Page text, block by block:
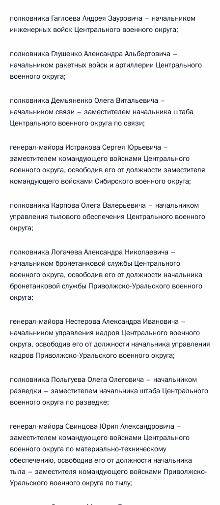
полковника Гаглоева Андрея Зауровича – начальником
инженерных войск Центрального военного округа;
полковника Глущенко Александра Альбертовича –
начальником ракетных войск и артиллерии Центрального
военного округа;
полковника Демьяненко Олега Витальевича –
начальником связи – заместителем начальника штаба
Центрального военного округа по связи;
генерал-майора Истракова Сергея Юрьевича –
заместителем командующего войсками Центрального
военного округа, освободив его от должности заместителя
командующего войсками Сибирского военного округа;
полковника Карпова Олега Валерьевича – начальником
управления тылового обеспечения Центрального военного
округа;
полковника Логачева Александра Николаевича –
начальником бронетанковой службы Центрального
военного округа, освободив его от должности начальника
бронетанковой службы Приволжско-Уральского военного
округа;
генерал-майора Нестерова Александра Ивановича –
начальником управления кадров Центрального военного
округа, освободив его от должности начальника управления
кадров Приволжско-Уральского военного округа;
полковника Польгуева Олега Олеговича – начальником
разведки – заместителем начальника штаба Центрального
военного округа по разведке;
генерал-майора Свинцова Юрия Александровича –
заместителем командующего войсками Центрального
военного округа по материально-техническому
обеспечению, освободив его от должности начальника
тыла – заместителя командующего войсками Приволжско-
Уральского военного округа по тылу;